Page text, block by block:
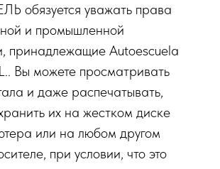
обязуется уважать права
и промышленной
принадлежащие Autoescuela
Вы можете просматривать
и даже распечатывать,
их на жестком диске
или на любом другом
при условии, что это